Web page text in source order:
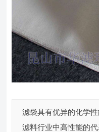
滤袋具有优异的化学
滤料行业中高性能的